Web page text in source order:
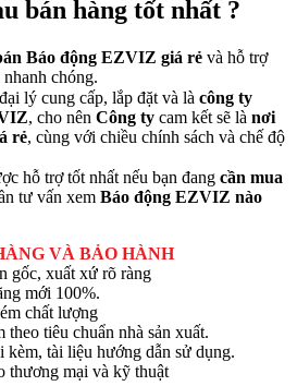
bán hàng tốt nhất ?
Báo động EZVIZ giá rẻ và hỗ trợ
chóng.
lý cung cấp, lắp đặt và là công ty
, cho nên Công ty cam kết sẽ là nơi
rẻ, cùng với chiều chính sách và chế độ
hỗ trợ tốt nhất nếu bạn đang cần mua
tư vấn xem Báo động EZVIZ nào
VÀ BẢO HÀNH
gốc, xuất xứ rõ ràng
mới 100%.
chất lượng
theo tiêu chuẩn nhà sản xuất.
tài liệu hướng dẫn sử dụng.
thương mại và kỹ thuật